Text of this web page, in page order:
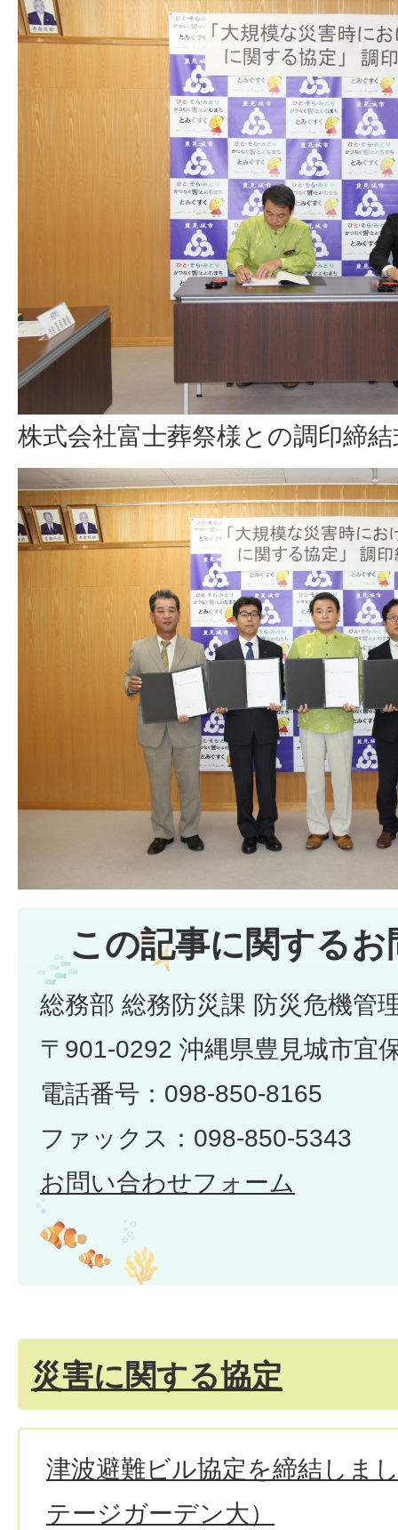
株式会社富士葬祭様との調印締結
この記事に関する
総務部 総務防災課 防災危機管
〒901-0292 沖縄県豊見城市宜
電話番号：098-850-8165
ファックス：098-850-5343
お問い合わせフォーム
災害に関する協定
津波避難ビル協定を締結しま
テージガーデン大）